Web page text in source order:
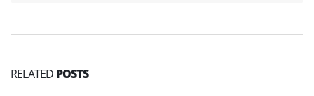
RELATED POSTS